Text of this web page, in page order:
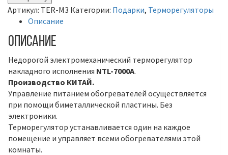
Артикул: TER-M3 Категории: Подарки, Терморегуляторы
Описание
Описание
Недорогой электромеханический терморегулятор
накладного исполнения NTL-7000A.
Производство КИТАЙ.
Управление питанием обогревателей осуществляется
при помощи биметаллической пластины. Без
электроники.
Терморегулятор устанавливается один на каждое
помещение и управляет всеми обогревателями этой
комнаты.